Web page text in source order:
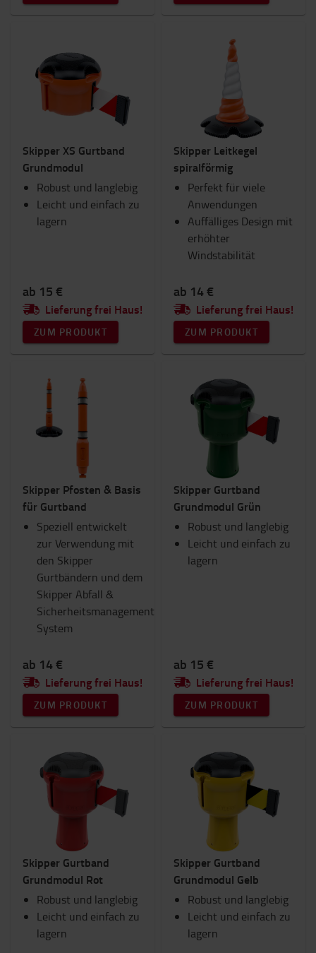
Skipper XS Gurtband
Grundmodul
Robust und langlebig
Leicht und einfach zu
lagern
ab 15 €
Lieferung frei Haus!
ZUM PRODUKT
Skipper Leitkegel
spiralförmig
Perfekt für viele
Anwendungen
Auffälliges Design mit
erhöhter
Windstabilität
ab 14 €
Lieferung frei Haus!
ZUM PRODUKT
Skipper Pfosten & Basis
für Gurtband
Speziell entwickelt
zur Verwendung mit
den Skipper
Gurtbändern und dem
Skipper Abfall &
Sicherheitsmanagement
System
ab 14 €
Lieferung frei Haus!
ZUM PRODUKT
Skipper Gurtband
Grundmodul Grün
Robust und langlebig
Leicht und einfach zu
lagern
ab 15 €
Lieferung frei Haus!
ZUM PRODUKT
Skipper Gurtband
Grundmodul Rot
Robust und langlebig
Leicht und einfach zu
lagern
Skipper Gurtband
Grundmodul Gelb
Robust und langlebig
Leicht und einfach zu
lagern